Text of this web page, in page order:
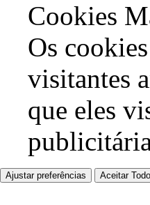
Cookies
Os
visitantes
que eles
Ajustar preferências Aceitar